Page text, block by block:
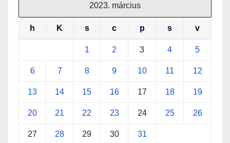
2023. március
h K s c p s v
1 2 3 4 5
6 7 8 9 10 11 12
13 14 15 16 17 18 19
20 21 22 23 24 25 26
27 28 29 30 31